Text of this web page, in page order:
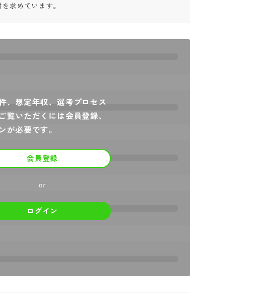
求めています。
、想定年収、選考プロセス
覧いただくには会員登録、
が必要です。
会員登録
or
ログイン